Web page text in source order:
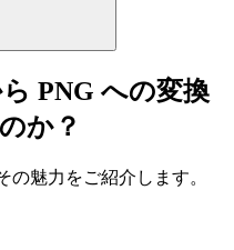
PNG への変換
か？
魅力をご紹介します。